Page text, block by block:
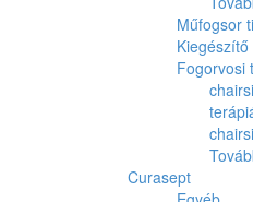
Műfogsor
Fogorvosi
Curasept